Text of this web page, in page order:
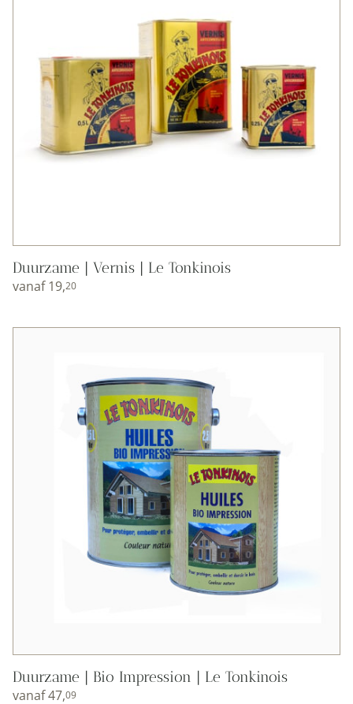
Duurzame | Vernis | Le Tonkinois
vanaf19,20
Duurzame | Bio Impression | Le Tonkinois
vanaf47,09